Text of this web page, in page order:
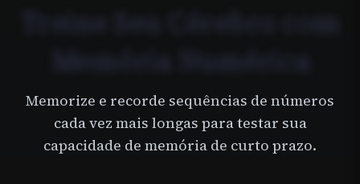
Treine Seu Cérebro com
Memória Numérica
Memorize e recorde sequências de números
cada vez mais longas para testar sua
capacidade de memória de curto prazo.